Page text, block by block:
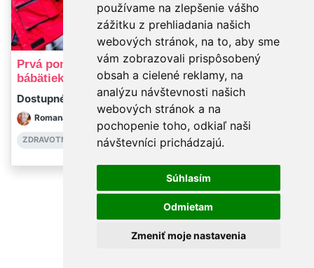
používame na zlepšenie vášho
zážitku z prehliadania našich
webových stránok, na to, aby sme
vám zobrazovali prispôsobený
obsah a cielené reklamy, na
analýzu návštevnosti našich
webových stránok a na
pochopenie toho, odkiaľ naši
návštevníci prichádzajú.
Súhlasím
Odmietam
Zmeniť moje nastavenia
Prihlásiť
Prvá pomoc: Resuscitácia u
bábätiek
Dostupné hneď
Romana Kazdová
ZDRAVOTNÍ SESTRA
Topenie,
suché topenie
Dostupné hneď